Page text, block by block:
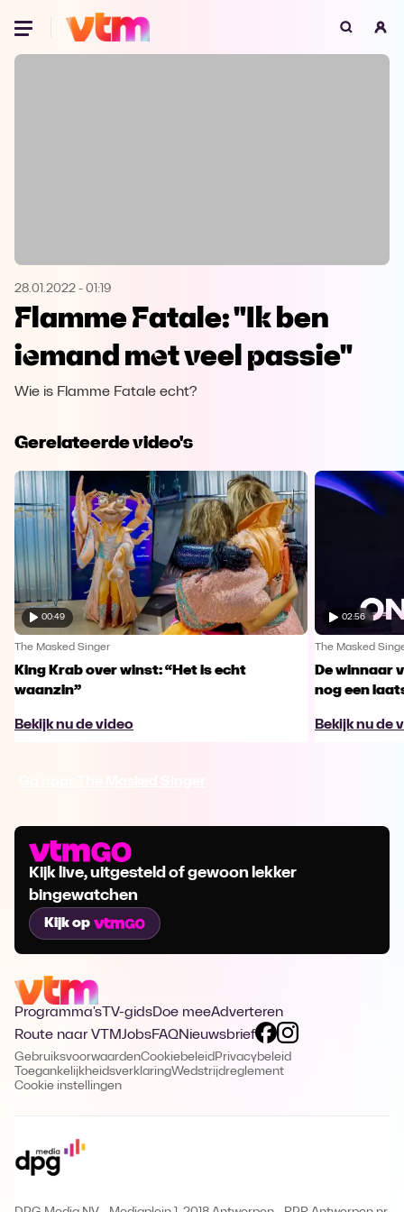
Oeps, browser niet ondersteund
Microsoft Edge Download
Opera Download
28.01.2022 - 01:19
Flamme Fatale: "Ik ben
iemand met veel passie"
Wie is Flamme Fatale echt?
Gerelateerde video's
00:49
The Masked Singer
King Krab over winst: “Het is echt
waanzin”
Bekijk nu de video
02:56
The Masked
De winnaar
nog een
Bekijk nu de
Kijk live, uitgesteld of gewoon lekker
bingewatchen
Kijk op
Programma's TV-gidsDoe meeAdverteren
Route naar VTMJobsFAQNieuwsbrief
GebruiksvoorwaardenCookiebeleid Privacybeleid
ToegankelijkheidsverklaringWedstrijdreglement
Cookie instellingen